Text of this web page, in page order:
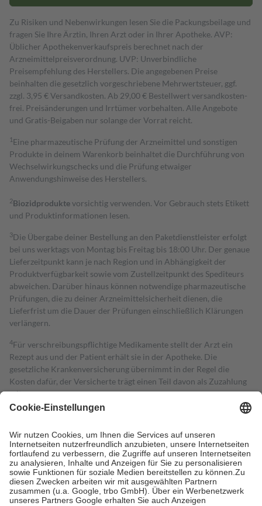
Zu Risiken und Nebenwirkungen lesen Sie die Packungsbeilage und
fragen Sie Ihre Ärztin, Ihren Arzt oder in Ihrer Apotheke. AVP:
Üblicher Apothekenverkaufspreis berechnet nach der
Arzneimittelpreisverordnung. UVP: Unverbindliche
Preisempfehlung des Herstellers. Die angegebenen Preise
beinhalten die gesetzlich vorgeschriebene Mehrwertsteuer, ggf.
zzgl. 3,95 € Versandkosten. Ab 29,00 € Bestell­wert versand­kosten­
frei. Preisänderungen und Irrtümer vorbehalten. Alle Angebote
und Gratis-Beigaben nur solange der Vorrat reicht.
1 Eine pharmazeutische Prüfung der Arzneimittel und sonstigen
Produkte in deinem Warenkorb beinhaltet die Durchführung von
Wechselwirkungschecks und die Prüfung etwaiger
Anwendungshinweise des Herstellers.
2Biozidproduktevorsichtig verwenden. Vor Gebrauch stets Etikett
und Produktinformationen lesen.
3Die Übergabe deiner Bestellung an den Paketdienstleister erfolgt
bei uns werktags von Montag bis Freitag bis 18:00 Uhr. Der genaue
Lieferzeitpunkt kann je nach Region und in Abhängigkeit der
Produktverfügbarkeit sowie vom Zustellzeitpunkt des Spediteurs
abweichen. Darüber hinaus können notwendige pharmazeutische
Prüfungen, die zu deiner Arzneimittelsicherheit dienen, die
Lieferfrist um die Dauer der Prüfungen einschließlich Klärungen
verlängern.
4Für verschreibungspflichtige Medikamente stellt der Arzt ein
Rezept aus und der Patient erhält sie in der Apotheke. Die
gesetzliche Krankenversicherung übernimmt in der Regel die
Kosten dafür, der Versicherte trägt einen Teil davon als Zuzahlung
mit.
Grundsätzlich leisten Mitglieder Zuzahlungen in Höhe von zehn
höchstens zehn Euro.
Es sind jedoch nie mehr als die tatsächlichen
Kosten der Leistung zu entrichten.
Diese Regeln gelten grundsätzlich auch für Online-Apotheken.
Bei Heilmitteln und häuslicher Krankenpflege beträgt die
Zuzahlung zehn Prozent der Kosten sowie zehn Euro je
Verordnung.
Um das Engagement der Versicherten für ihre eigene Gesundheit zu